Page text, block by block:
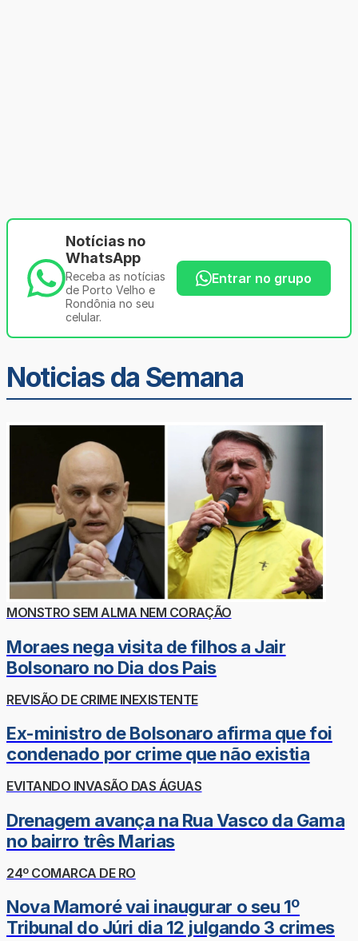
Notícias no
WhatsApp
Receba as notícias
de Porto Velho e
Rondônia no seu
celular.
Entrar no grupo
Noticias da Semana
MONSTRO SEM ALMA NEM CORAÇÃO
Moraes nega visita de filhos a Jair
Bolsonaro no Dia dos Pais
REVISÃO DE CRIME INEXISTENTE
Ex-ministro de Bolsonaro afirma que foi
condenado por crime que não existia
EVITANDO INVASÃO DAS ÁGUAS
Drenagem avança na Rua Vasco da Gama
no bairro três Marias
24º COMARCA DE RO
Nova Mamoré vai inaugurar o seu 1º
Tribunal do Júri dia 12 julgando 3 crimes